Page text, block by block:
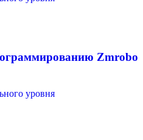
Zmrobo
уровня